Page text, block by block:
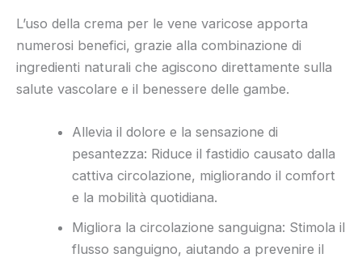
L’uso della crema per le vene varicose apporta
numerosi benefici, grazie alla combinazione di
ingredienti naturali che agiscono direttamente sulla
salute vascolare e il benessere delle gambe.
Allevia il dolore e la sensazione di
pesantezza: Riduce il fastidio causato dalla
cattiva circolazione, migliorando il comfort
e la mobilità quotidiana.
Migliora la circolazione sanguigna: Stimola il
flusso sanguigno, aiutando a prevenire il